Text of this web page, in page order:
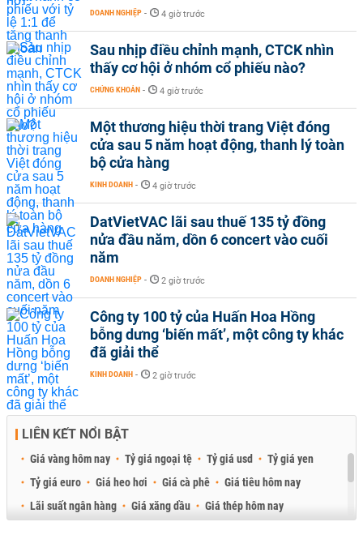
DOANH NGHIỆP - 4 giờ trước
Sau nhịp điều chỉnh mạnh, CTCK nhìn
thấy cơ hội ở nhóm cổ phiếu nào?
CHỨNG KHOÁN - 4 giờ trước
Một thương hiệu thời trang Việt đóng
cửa sau 5 năm hoạt động, thanh lý toàn
bộ cửa hàng
KINH DOANH - 4 giờ trước
DatVietVAC lãi sau thuế 135 tỷ đồng
nửa đầu năm, dồn 6 concert vào cuối
năm
DOANH NGHIỆP - 2 giờ trước
Công ty 100 tỷ của Huấn Hoa Hồng
bỗng dưng ‘biến mất’, một công ty khác
đã giải thể
KINH DOANH - 2 giờ trước
LIÊN KẾT NỔI BẬT
Giá vàng hôm nay Tỷ giá ngoại tệ Tỷ giá usd
Tỷ giá yen
Tỷ giá euro
Giá heo hơi Giá cà phê
Giá tiêu hôm nay
Lãi suất ngân hàng
Giá xăng dầu
Giá thép hôm nay